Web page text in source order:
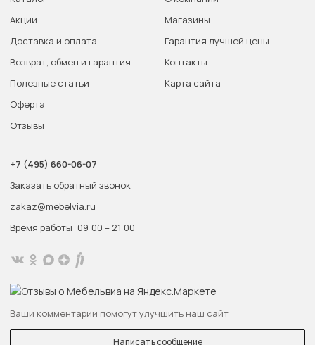
Акции
Доставка и оплата
Возврат, обмен и гарантия
Полезные статьи
Оферта
Отзывы
Магазины
Гарантия лучшей цены
Контакты
Карта сайта
+7 (495) 660-06-07
Заказать обратный звонок
zakaz@mebelvia.ru
Время работы: 09:00 – 21:00
Ваши комментарии помогут улучшить наш сайт
Написать сообщение